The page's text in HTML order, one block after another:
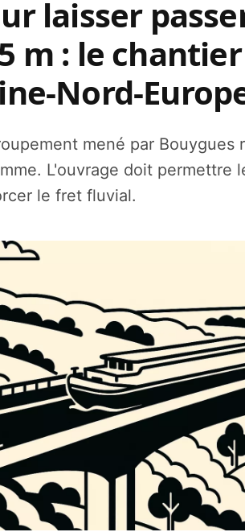
laisser
m : le
mené par Bouygues
L'ouvrage doit permettre
le fret fluvial.